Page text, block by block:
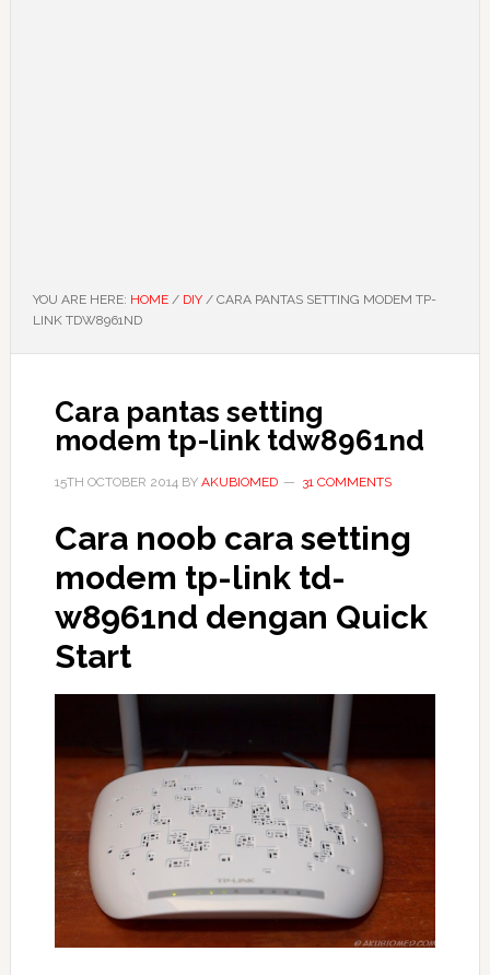
YOU ARE HERE: HOME / DIY /CARA PANTAS SETTING MODEM TP-
LINK TDW8961ND
Cara pantas setting
modem tp-link tdw8961nd
15TH OCTOBER 2014BY AKUBIOMED 31 COMMENTS
Cara noob cara setting
modem tp-link td-
w8961nd dengan Quick
Start